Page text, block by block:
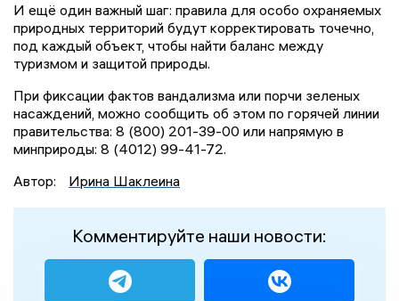
И ещё один важный шаг: правила для особо охраняемых
природных территорий будут корректировать точечно,
под каждый объект, чтобы найти баланс между
туризмом и защитой природы.
При фиксации фактов вандализма или порчи зеленых
насаждений, можно сообщить об этом по горячей линии
правительства: 8 (800) 201-39-00 или напрямую в
минприроды: 8 (4012) 99-41-72.
Автор:
Ирина Шаклеина
Комментируйте наши новости: